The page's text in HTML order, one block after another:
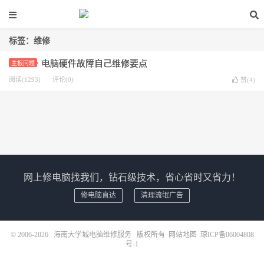
标签：维修
主板问题 电脑硬件故障自己维修要点
阅读(1293) 评论(0) 赞(4)
网上修电脑找我们，钻石级技术，省心省时又省力！
修电脑直达 清理流氓广告
© 2006-2026 海南大学城电脑维修服务 版权所有 网站地图 琼ICP备06004808
号-1